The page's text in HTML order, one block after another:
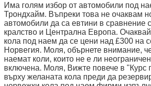
Има голям избор от автомобили под
Трондхайм. Въпреки това не очаквам
автомобили да са евтини в сравнение
кралство и Централна Европа.
кола под наем да се цени над £300 на
Норвегия. Моля, обърнете внимание,
наемат коли, които не е ли
включена. Моля, Вижте повече в "Курс
върху желаната кола преди да